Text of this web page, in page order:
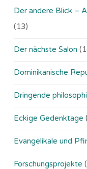
Der andere Blick –
(13)
Der nächste Salon
Dominikanische
Dringende
Eckige Gedenktage
Evangelikale und
Forschungsprojekte